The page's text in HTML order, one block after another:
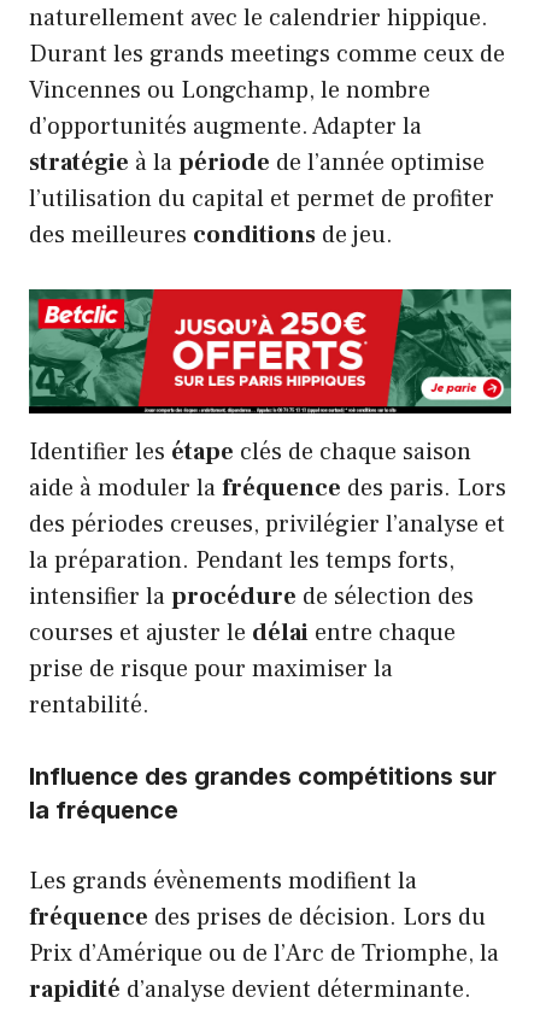
naturellement avec le calendrier hippique.
Durant les grands meetings comme ceux de
Vincennes ou Longchamp, le nombre
d’opportunités augmente. Adapter la
stratégie à lapériode de l’année optimise
l’utilisation du capital et permet de profiter
des meilleures conditions de jeu.
Identifier les étape clés de chaque saison
aide à moduler lafréquence des paris. Lors
des périodes creuses, privilégier l’analyse et
la préparation. Pendant les temps forts,
intensifier laprocédure de sélection des
courses et ajuster le délai entre chaque
prise de risque pour maximiser la
rentabilité.
Influence des grandes compétitions sur
la fréquence
Les grands évènements modifient la
fréquence des prises de décision. Lors du
Prix d’Amérique ou de l’Arc de Triomphe, la
rapidité d’analyse devient déterminante.